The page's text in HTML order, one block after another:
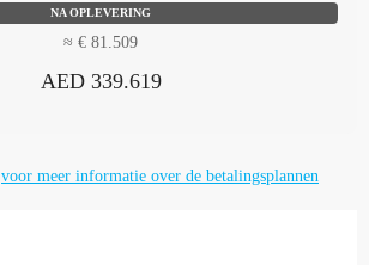
NA OPLEVERING
≈ € 81.509
AED 339.619
voor meer informatie over de betalingsplannen